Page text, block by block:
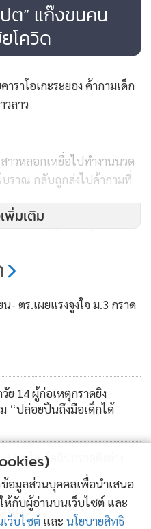
ต” แก๊งขนคน
โควิด
าราโอเกะระยอง ค้ากามเด็ก
วลาว
าวหลอกเหยื่อไปทำงานนวด
บราณ กลับถูกส่งไปค้ากามที่
ลายคาราโอเกะเมืองระยอง
พิ่มเติม
- ตร.เผยแรงจูงใจ ม.3 กราด
14 ผู้ก่อเหตุกราดยิง
“ปล่อยปืนถึงมือเด็กได้
พบไฟล์คลิปกราดยิงต่าง
หมวด
ข้อมูลส่วนบุคคลเพื่อนำเสนอ
กับผู้อ่านบนเว็บไซต์ และ
เว็บไซต์ และ นโยบายสิทธิ